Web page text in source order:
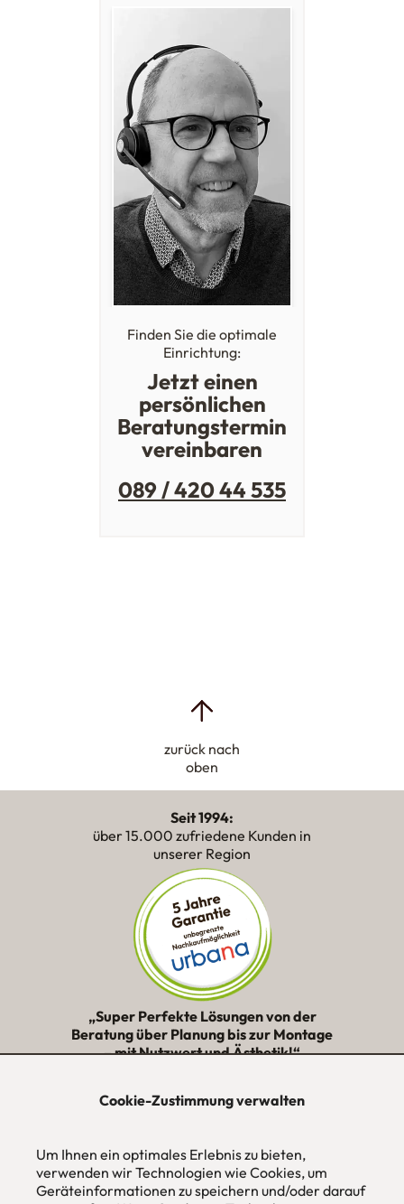
Cookie-Zustimmung verwalten
Um Ihnen ein optimales Erlebnis zu bieten,
verwenden wir Technologien wie Cookies, um
Geräteinformationen zu speichern und/oder darauf
Finden Sie die optimale
Einrichtung:
Jetzt einen
persönlichen
Beratungstermin
vereinbaren
089 / 420 44 535
zurück nach
oben
Seit 1994:
über 15.000 zufriedene Kunden in
unserer Region
„Super Perfekte Lösungen von der
Beratung über Planung bis zur Montage
– mit Nutzwert und Ästhetik!“
Individuelles Wohndesign
ohne Mehrpreis nach Maß